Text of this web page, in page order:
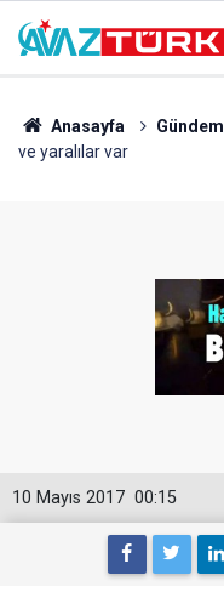
Anasayfa Gündem
ve yaralılar var
00:15
10 Mayıs 2017